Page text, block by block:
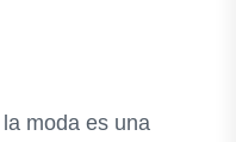
moda es una